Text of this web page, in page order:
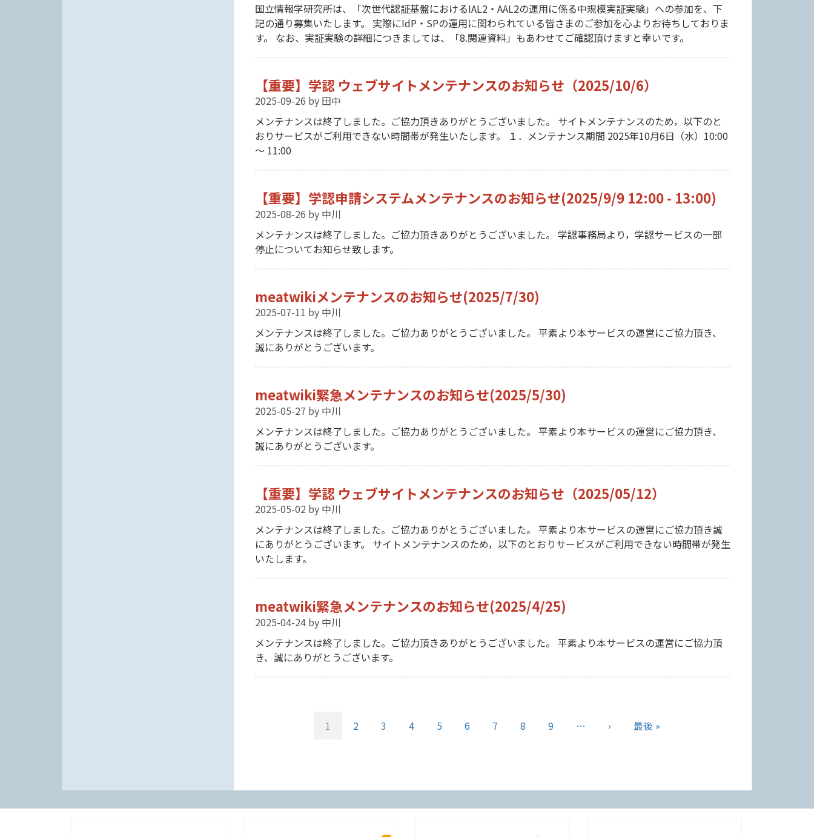
国立情報学研究所は、「次世代認証基盤におけるIAL2・AAL2の運用に係る中規模実証実験」への参加を、下
記の通り募集いたします。 実際にIdP・SPの運用に関わられている皆さまのご参加を心よりお待ちしておりま
す。 なお、実証実験の詳細につきましては、「8.関連資料」もあわせてご確認頂けますと幸いです。
【重要】学認 ウェブサイトメンテナンスのお知らせ（2025/10/6）
2025-09-26 by 田中
メンテナンスは終了しました。ご協力頂きありがとうございました。 サイトメンテナンスのため，以下のと
おりサービスがご利用できない時間帯が発生いたします。 １．メンテナンス期間 2025年10月6日（水）10:00
〜 11:00
【重要】学認申請システムメンテナンスのお知らせ(2025/9/9 12:00 - 13:00)
2025-08-26 by 中川
メンテナンスは終了しました。ご協力頂きありがとうございました。 学認事務局より，学認サービスの一部
停止についてお知らせ致します。
meatwikiメンテナンスのお知らせ(2025/7/30)
2025-07-11 by 中川
メンテナンスは終了しました。ご協力ありがとうございました。 平素より本サービスの運営にご協力頂き、
誠にありがとうございます。
meatwiki緊急メンテナンスのお知らせ(2025/5/30)
2025-05-27 by 中川
メンテナンスは終了しました。ご協力ありがとうございました。 平素より本サービスの運営にご協力頂き、
誠にありがとうございます。
【重要】学認 ウェブサイトメンテナンスのお知らせ（2025/05/12）
2025-05-02 by 中川
メンテナンスは終了しました。ご協力ありがとうございました。 平素より本サービスの運営にご協力頂き誠
にありがとうございます。 サイトメンテナンスのため，以下のとおりサービスがご利用できない時間帯が発生
いたします。
meatwiki緊急メンテナンスのお知らせ(2025/4/25)
2025-04-24 by 中川
メンテナンスは終了しました。ご協力頂きありがとうございました。 平素より本サービスの運営にご協力頂
き、誠にありがとうございます。
カ
ジ
1
ペ
2
ペ
3
ペ
4
ペ
5
ペ
6
ペ
7
ペ
8
ペ
9 …
次›
最
最後 »